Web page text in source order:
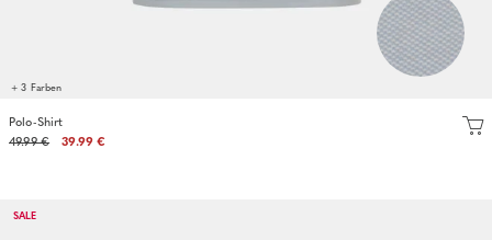
+ 3 Farben
Polo-Shirt
49.99 €
39.99 €
SALE